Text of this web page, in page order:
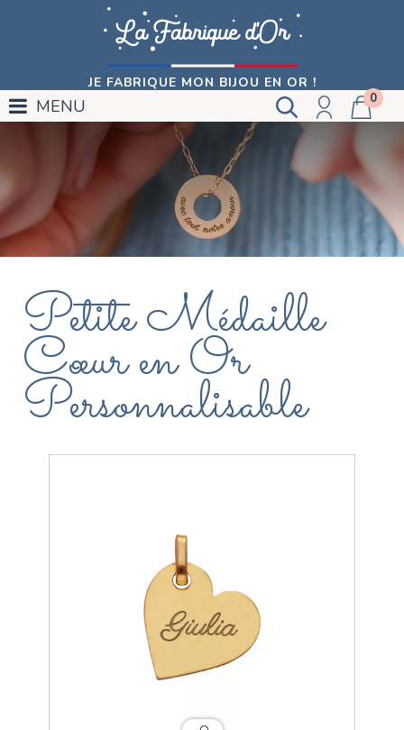
JE FABRIQUE MON BIJOU EN OR !
0
MENU
Petite Médaille
Cœur en Or
Personnalisable